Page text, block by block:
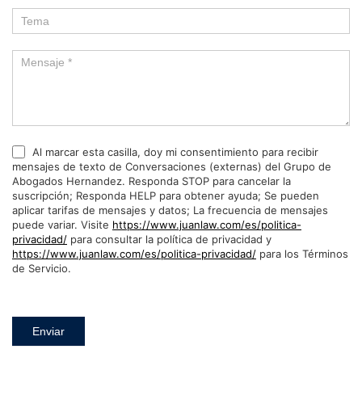
Al marcar esta casilla, doy mi consentimiento para recibir
mensajes de texto de Conversaciones (externas) del Grupo de
Abogados Hernandez. Responda STOP para cancelar la
suscripción; Responda HELP para obtener ayuda; Se pueden
aplicar tarifas de mensajes y datos; La frecuencia de mensajes
puede variar. Visite https://www.juanlaw.com/es/politica-
privacidad/ para consultar la política de privacidad y
https://www.juanlaw.com/es/politica-privacidad/ para los Términos
de Servicio.
Enviar